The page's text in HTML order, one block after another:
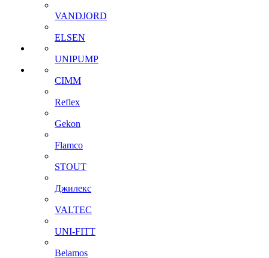
VANDJORD
ELSEN
UNIPUMP
CIMM
Reflex
Gekon
Flamco
STOUT
Джилекс
VALTEC
UNI-FITT
Belamos